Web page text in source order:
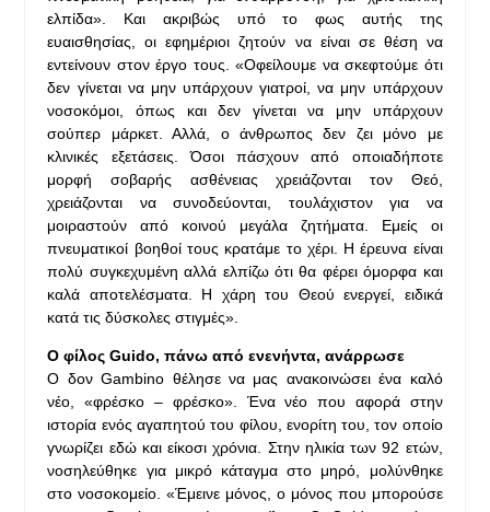
ελπίδα». Και ακριβώς υπό το φως αυτής της
ευαισθησίας, οι εφημέριοι ζητούν να είναι σε θέση να
εντείνουν στον έργο τους. «Οφείλουμε να σκεφτούμε ότι
δεν γίνεται να μην υπάρχουν γιατροί, να μην υπάρχουν
νοσοκόμοι, όπως και δεν γίνεται να μην υπάρχουν
σούπερ μάρκετ. Αλλά, ο άνθρωπος δεν ζει μόνο με
κλινικές εξετάσεις. Όσοι πάσχουν από οποιαδήποτε
μορφή σοβαρής ασθένειας χρειάζονται τον Θεό,
χρειάζονται να συνοδεύονται, τουλάχιστον για να
μοιραστούν από κοινού μεγάλα ζητήματα. Εμείς οι
πνευματικοί βοηθοί τους κρατάμε το χέρι. Η έρευνα είναι
πολύ συγκεχυμένη αλλά ελπίζω ότι θα φέρει όμορφα και
καλά αποτελέσματα. Η χάρη του Θεού ενεργεί, ειδικά
κατά τις δύσκολες στιγμές».
Ο φίλος Guido, πάνω από ενενήντα, ανάρρωσε
Ο δον Gambino θέλησε να μας ανακοινώσει ένα καλό
νέο, «φρέσκο – φρέσκο». Ένα νέο που αφορά στην
ιστορία ενός αγαπητού του φίλου, ενορίτη του, τον οποίο
γνωρίζει εδώ και είκοσι χρόνια. Στην ηλικία των 92 ετών,
νοσηλεύθηκε για μικρό κάταγμα στο μηρό, μολύνθηκε
στο νοσοκομείο. «Έμεινε μόνος, ο μόνος που μπορούσε